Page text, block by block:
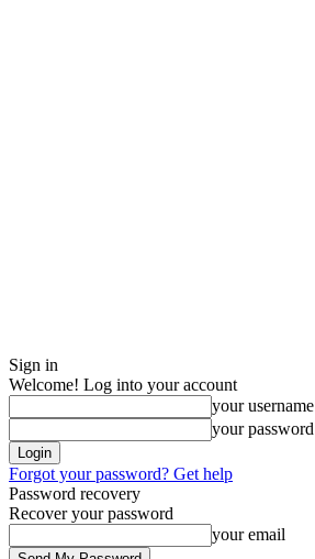
Sign in
Welcome! Log into your account
your username
your password
Forgot your password? Get help
Password recovery
Recover your password
your email